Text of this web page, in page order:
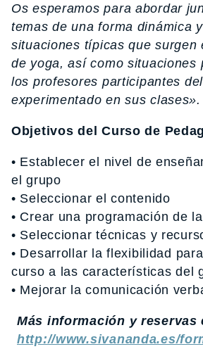
Os esperamos para abordar
temas de una forma dinámica
situaciones típicas que surgen
de yoga, así como situaciones
los profesores participantes
experimentado en sus clases».
Objetivos del Curso de
• Establecer el nivel de
el grupo
• Seleccionar el contenido
• Crear una programación de
• Seleccionar técnicas y
• Desarrollar la flexibilidad
curso a las características del
• Mejorar la comunicación
Más información y reservas
http://www.sivananda.es/